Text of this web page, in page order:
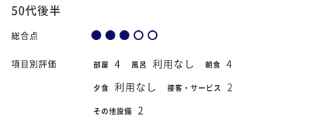
50代後半
総合点
項目別評価 部屋 4 風呂 利用なし 朝食 4
夕食 利用なし 接客・サービス 2
その他設備 2